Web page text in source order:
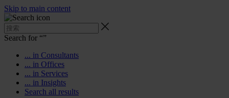
Skip to main content
Search for “”
... in Consultants
... in Offices
... in Services
... in Insights
Search all results